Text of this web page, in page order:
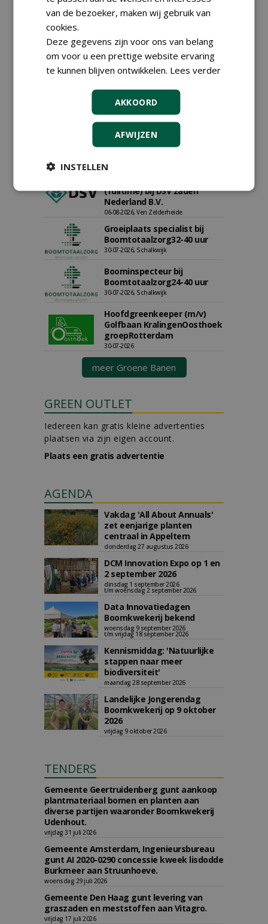
30-07-2026
Van Wamel (fulltime)
12-06-2026, Dreumel
Proefveldmedewerker/
landbouwmachines bij DSV
zaden Nederland B.V.
06-08-2026, Ven-Zelderheide
Kasmedewerker (fulltime) bij
DSV zaden Nederland B.V.
06-08-2026, Ven-Zelderheide
Allround
(fulltime) bij DSV zaden
Nederland B.V.
06-08-2026, Ven Zelderheide
Groeiplaats specialist bij
Boomtotaalzorg32-40 uur
30-07-2026, Schalkwijk
Boominspecteur bij
Boomtotaalzorg24-40 uur
30-07-2026, Schalkwijk
Hoofdgreenkeeper (m/v)
Golfbaan KralingenOosthoek
groepRotterdam
30-07-2026
meer Groene Banen
GREEN OUTLET
Iedereen kan gratis kleine advertenties
plaatsen via zijn eigen account.
Plaats een gratis advertentie
AGENDA
Vakdag 'All About Annuals'
zet eenjarige planten
centraal in Appeltern
donderdag 27 augustus 2026
DCM Innovation Expo op 1 en
2 september 2026
dinsdag 1 september 2026
t/m woensdag 2 september 2026
Data Innovatiedagen
Boomkwekerij bekend
woensdag 9 september 2026
t/m vrijdag 18 september 2026
Kennismiddag: 'Natuurlijke
stappen naar meer
biodiversiteit'
maandag 28 september 2026
Landelijke Jongerendag
Boomkwekerij op 9 oktober
2026
vrijdag 9 oktober 2026
TENDERS
Gemeente Geertruidenberg gunt aankoop
plantmateriaal bomen en planten aan
diverse partijen waaronder Boomkwekerij
Udenhout.
vrijdag 31 juli 2026
Gemeente Amsterdam, Ingenieursbureau
gunt AI 2020-0290 concessie kweek lisdodde
Burkmeer aan Struunhoeve.
woensdag 29 juli 2026
Gemeente Den Haag gunt levering van
graszaden en meststoffen aan Vitagro.
vrijdag 17 juli 2026
van de bezoeker, maken wij gebruik van
cookies.
Deze gegevens zijn voor ons van belang
om voor u een prettige website ervaring
te kunnen blijven ontwikkelen. Lees verder
AKKOORD
AFWIJZEN
INSTELLEN